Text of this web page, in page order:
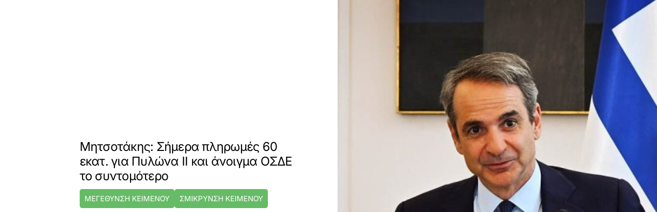
Μητσοτάκης: Σήμερα πληρωμές 60
εκατ. για Πυλώνα ΙΙ και άνοιγμα ΟΣΔΕ
το συντομότερο
ΜΕΓΕΘΥΝΣΗ ΚΕΙΜΕΝΟΥ ΣΜΙΚΡΥΝΣΗ ΚΕΙΜΕΝΟΥ